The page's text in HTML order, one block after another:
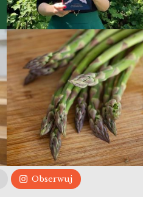
Obserwuj